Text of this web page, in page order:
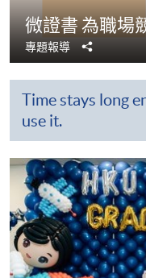
微證書 為職場
專題報導
享
Time stays long
use it.